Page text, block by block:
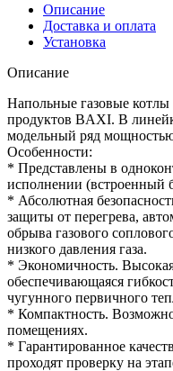
Описание
Доставка и оплата
Установка
Описание
Напольные газовые
продуктов BAXI. В
модельный ряд
Особенности:
* Представлены в
исполнении (встроенный
* Абсолютная
защиты от перегрева,
обрыва газового
низкого давления газа.
* Экономичность.
обеспечивающаяся
чугунного первичного
* Компактность.
помещениях.
* Гарантированное
проходят проверку на